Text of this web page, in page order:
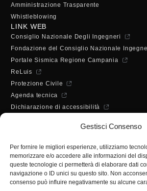
Gestisci Consenso
Per fornire le migliori esperienze, utilizziamo
memorizzare e/o accedere alle informazioni del
queste tecnologie ci permetterà di elaborare dati
navigazione o ID unici su questo sito. Non
consenso può influire negativamente su alcune
Amministrazione Trasparente
Whistleblowing
LINK WEB
Consiglio Nazionale Degli Ingegneri
Fondazione del Consiglio Nazionale
Portale Sismica Regione Campania
ReLuis
Protezione Civile
Agenda tecnica
Dichiarazione di accessibilità
Lunedì - Mercoledì - Venerdì:
Martedì - Giovedì:
10:00 - 12:00 / 14:30 - 16:30
SEGRETERIA